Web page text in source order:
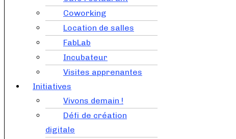
Coworking
Location de salles
FabLab
Incubateur
Visites apprenantes
Initiatives
Vivons demain !
Défi de création
digitale